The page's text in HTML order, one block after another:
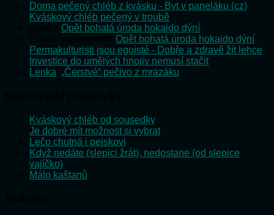
Doma pečený chléb z kvásku - Byt v paneláku (cz)
Kváskový chléb pečený v troubě
Opět bohatá úroda hokaido dýní
Opět bohatá úroda hokaido dýní
Permakulturisti jsou egoisté - Dobře a zdravě žít lehce
Investice do umělých hnojiv nemusí stačit
Lenka „Čerstvé“ pečivo z mrazáku
Kváskový chléb od sousedky
Je dobré mít možnost si vybrat
Lečo chutná i pejskovi
Když nedáte (slepici žrát), nedostane (od slepice
vajíčko)
Málo kaštanů